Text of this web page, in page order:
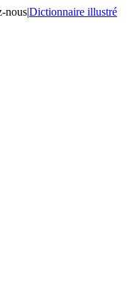
nous|Dictionnaire illustré